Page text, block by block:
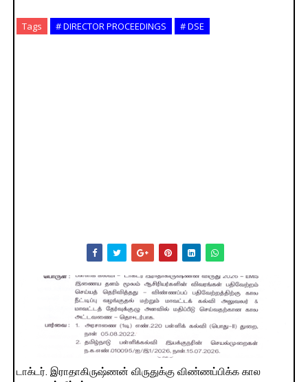
Tags # DIRECTOR PROCEEDINGS # DSE
டாக்டர். இராதாகிருஷ்ணன் விருதுக்கு விண்ணப்பிக்க கால